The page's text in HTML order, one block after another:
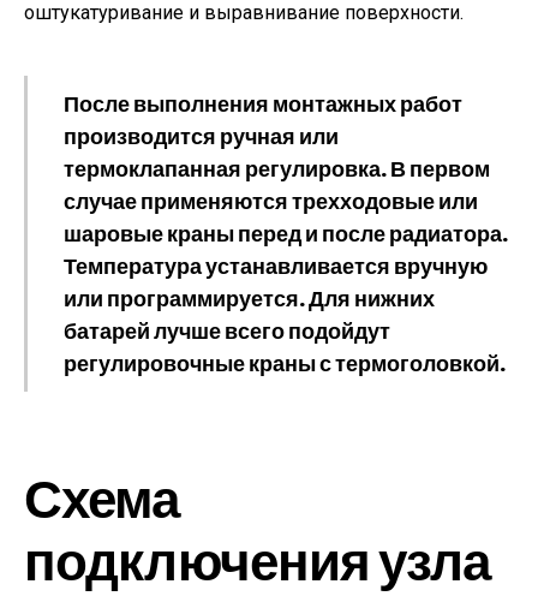
оштукатуривание и выравнивание поверхности.
После выполнения монтажных работ
производится ручная или
термоклапанная регулировка. В первом
случае применяются трехходовые или
шаровые краны перед и после радиатора.
Температура устанавливается вручную
или программируется. Для нижних
батарей лучше всего подойдут
регулировочные краны с термоголовкой.
Схема
подключения узла